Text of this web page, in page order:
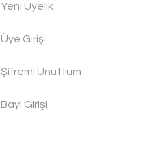
Yeni Üyelik
Üye Girişi
Şifremi Unuttum
Bayi Girişi